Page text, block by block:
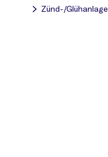
Zünd-/Glühanlage